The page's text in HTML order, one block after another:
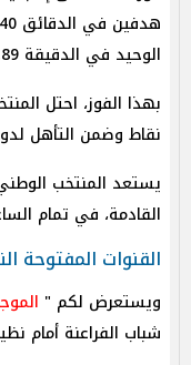
الوحيد في الدقيقة 89.
نقاط وضمن التأهل
يستعد المنتخب
القادمة، في تمام الساعة 8 مساءً بتوقيت
القنوات المفتوحة
ويستعرض لكم "
شباب الفراعنة أمام